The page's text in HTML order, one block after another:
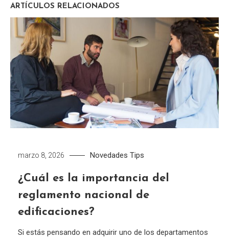
ARTÍCULOS RELACIONADOS
marzo 8, 2026 Novedades Tips
¿Cuál es la importancia del
reglamento nacional de
edificaciones?
Si estás pensando en adquirir uno de los departamentos